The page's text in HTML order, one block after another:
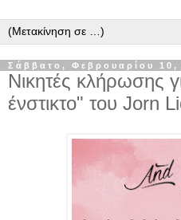
Σάββατο, Φεβρουαρίου 10,
Νικητές κλήρωσης
ένστικτο" του Jorn